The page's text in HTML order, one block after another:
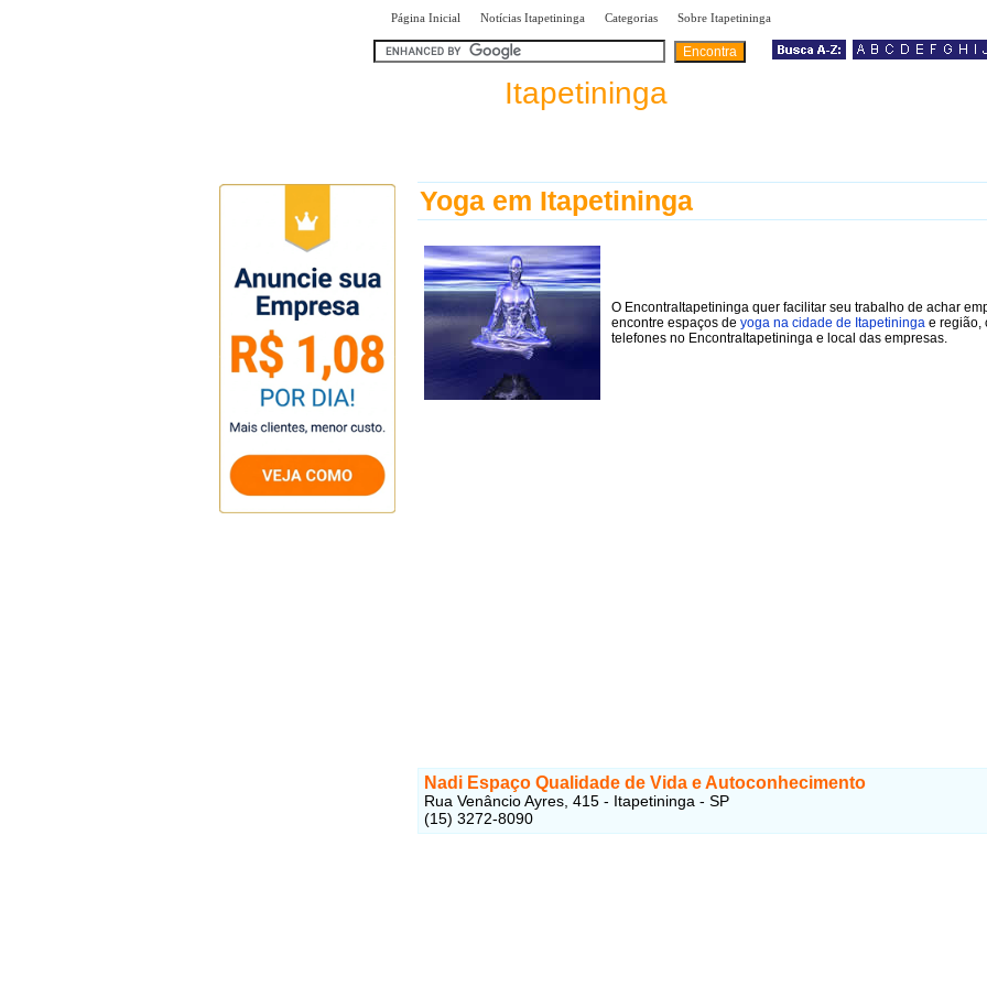
Página Inicial Notícias Itapetininga Categorias Sobre Itapetininga
Itapetininga
Yoga em Itapetininga
O EncontraItapetininga quer facilitar seu trabalho de achar
encontre espaços de yoga na cidade de Itapetininga e região,
telefones no EncontraItapetininga e local das empresas.
Nadi Espaço Qualidade de Vida e Autoconhecimento
Rua Venâncio Ayres, 415 - Itapetininga - SP
(15) 3272-8090